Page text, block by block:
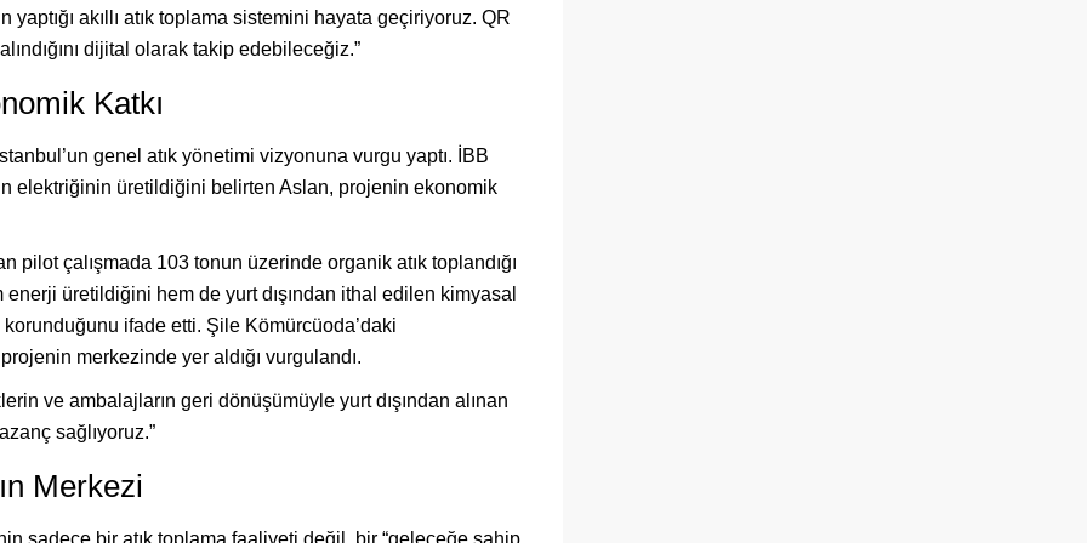
yaptığı akıllı atık toplama sistemini hayata geçiriyoruz. QR
dijital olarak takip edebileceğiz.”
Katkı
genel atık yönetimi vizyonuna vurgu yaptı. İBB
elektriğinin üretildiğini belirten Aslan, projenin ekonomik
pilot çalışmada 103 tonun üzerinde organik atık toplandığı
enerji üretildiğini hem de yurt dışından ithal edilen kimyasal
ifade etti. Şile Kömürcüoda’daki
merkezinde yer aldığı vurgulandı.
ve ambalajların geri dönüşümüyle yurt dışından alınan
sağlıyoruz.”
Merkezi
sadece bir atık toplama faaliyeti değil, bir “geleceğe sahip